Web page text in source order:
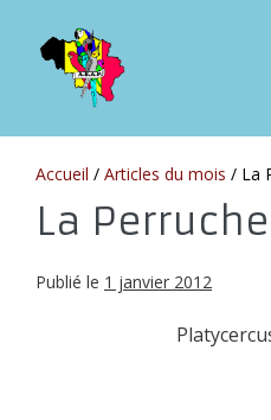
contenu
Accueil / Articles du mois / La
La
Publié le 1 janvier 2012